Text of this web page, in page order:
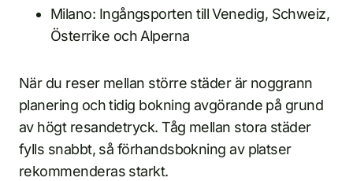
Milano: Ingångsporten till Venedig, Schweiz,
Österrike och Alperna
När du reser mellan större städer är noggrann
planering och tidig bokning avgörande på grund
av högt resandetryck. Tåg mellan stora städer
fylls snabbt, så förhandsbokning av platser
rekommenderas starkt.